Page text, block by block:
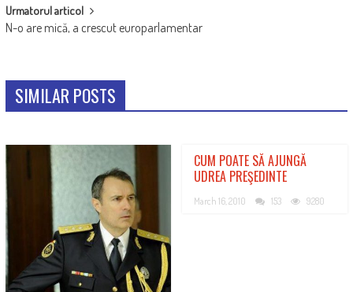
Urmatorul articol
N-o are mică, a crescut europarlamentar
SIMILAR POSTS
CUM POATE SĂ AJUNGĂ
UDREA PREŞEDINTE
March 16, 2010 153 9280